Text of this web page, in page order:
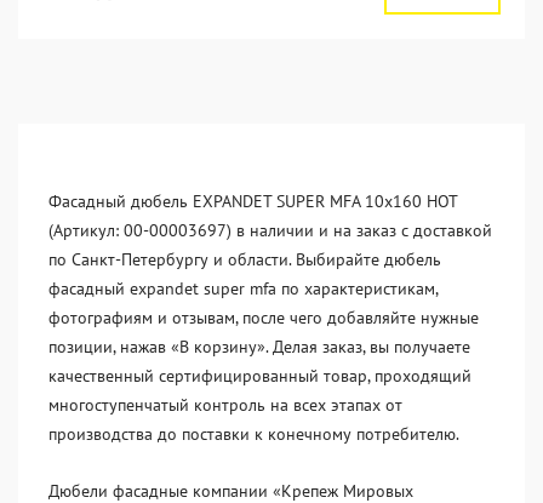
Фасадный дюбель EXPANDET SUPER MFA 10x160 HOT
(Артикул: 00-00003697) в наличии и на заказ с доставкой
по Санкт-Петербургу и области. Выбирайте дюбель
фасадный expandet super mfa по характеристикам,
фотографиям и отзывам, после чего добавляйте нужные
позиции, нажав «В корзину». Делая заказ, вы получаете
качественный сертифицированный товар, проходящий
многоступенчатый контроль на всех этапах от
производства до поставки к конечному потребителю.
Дюбели фасадные компании «Крепеж Мировых